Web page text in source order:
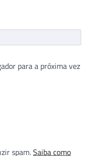
para a próxima vez
spam.Saiba como